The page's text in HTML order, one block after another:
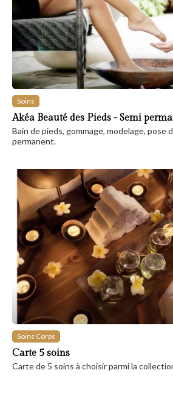
Soins
Akéa Beauté des Pieds - Semi
Bain de pieds, gommage, modelage, pose
permanent.
Soins Corps
Carte 5 soins
Carte de 5 soins à choisir parmi la